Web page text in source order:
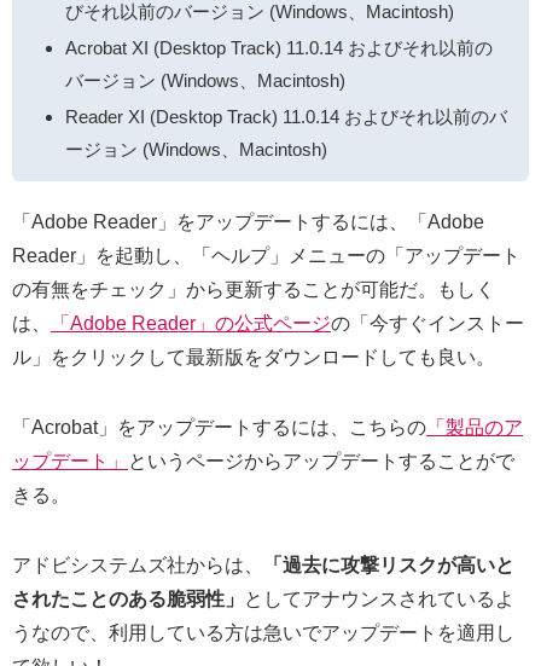
びそれ以前のバージョン (Windows、Macintosh)
Acrobat XI (Desktop Track) 11.0.14 およびそれ以前の
バージョン (Windows、Macintosh)
Reader XI (Desktop Track) 11.0.14 およびそれ以前のバ
ージョン (Windows、Macintosh)
「Adobe Reader」をアップデートするには、「Adobe
Reader」を起動し、「ヘルプ」メニューの「アップデート
の有無をチェック」から更新することが可能だ。もしく
は、
「Adobe Reader」の公式ページの「今すぐインストー
ル」をクリックして最新版をダウンロードしても良い。
「Acrobat」をアップデートするには、こちらの 「製品のア
ップデート」
というページからアップデートすることがで
きる。
アドビシステムズ社からは、
「過去に攻撃リスクが高いと
されたことのある脆弱性」
としてアナウンスされているよ
うなので、利用している方は急いでアップデートを適用し